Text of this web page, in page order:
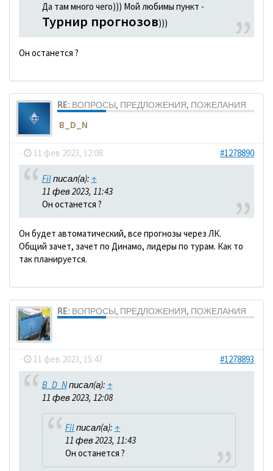
Да там много чего))) Мой любимы пункт -
Турнир прогнозов)))
Он останется ?
RE: ВОПРОСЫ, ПРЕДЛОЖЕНИЯ, ПОЖЕЛАНИЯ
B_D_N
- 11 фев 2023, 12:08 #1278890
Filписал(а): ↑
11 фев 2023, 11:43
Он останется ?
Он будет автоматический, все прогнозы через ЛК.
Общий зачет, зачет по Динамо, лидеры по турам. Как то
так планируется.
RE: ВОПРОСЫ, ПРЕДЛОЖЕНИЯ, ПОЖЕЛАНИЯ
- 11 фев 2023, 15:47 #1278893
B_D_Nписал(а): ↑
11 фев 2023, 12:08
Filписал(а): ↑
11 фев 2023, 11:43
Он останется ?